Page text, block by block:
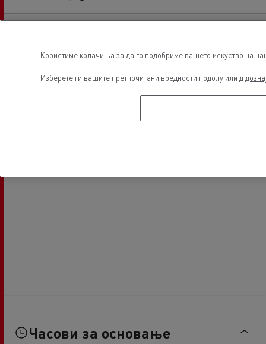
Часови за основање
Користиме колачиња за да го подобриме вашето искуство на
Изберете ги вашите претпочитани вредности подолу или д